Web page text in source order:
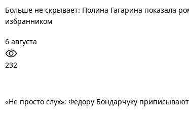
Больше не скрывает: Полина Гагарина показала
избранником
6 августа
232
«Не просто слух»: Федору Бондарчуку